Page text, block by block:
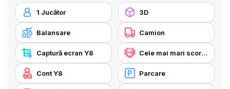
1 Jucător 3D
Balansare Camion
Captură ecran Y8 Cele mai mari scoruri Y8
Cont Y8 Parcare